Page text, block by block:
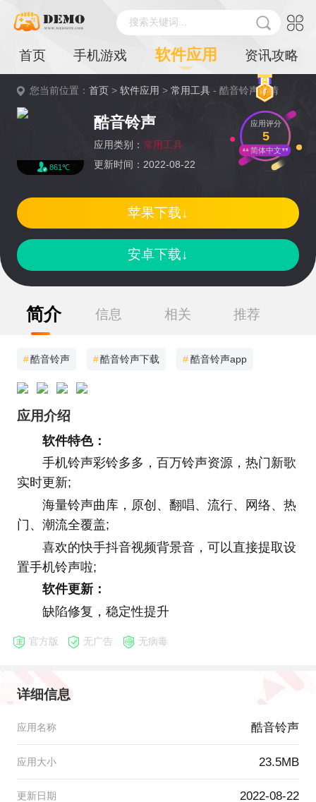
搜索关键词...
首页 手机游戏 软件应用 资讯攻略
您当前位置：首页 >软件应用 >常用工具 - 酷音铃声详情
861℃
酷音铃声
应用类别： 常用工具
更新时间：2022-08-22
应用评分
5
简体中文
安卓下载↓
苹果下载↓
简介 信息 相关 推荐
#酷音铃声 #酷音铃声下载 #酷音铃声app
应用介绍
软件特色：
手机铃声彩铃多多，百万铃声资源，热门新歌
实时更新;
海量铃声曲库，原创、翻唱、流行、网络、热
门、潮流全覆盖;
喜欢的快手抖音视频背景音，可以直接提取设
置手机铃声啦;
软件更新：
缺陷修复，稳定性提升
官方版 无广告 无病毒
详细信息
应用名称 酷音铃声
应用大小 23.5MB
更新日期 2022-08-22